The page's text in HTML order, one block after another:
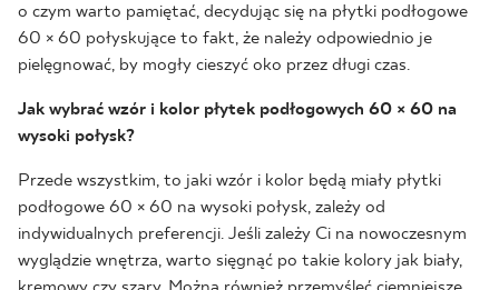
o czym warto pamiętać, decydując się na płytki podłogowe
60 × 60 połyskujące to fakt, że należy odpowiednio je
pielęgnować, by mogły cieszyć oko przez długi czas.
Jak wybrać wzór i kolor płytek podłogowych 60 × 60 na
wysoki połysk?
Przede wszystkim, to jaki wzór i kolor będą miały płytki
podłogowe 60 × 60 na wysoki połysk, zależy od
indywidualnych preferencji. Jeśli zależy Ci na nowoczesnym
wyglądzie wnętrza, warto sięgnąć po takie kolory jak biały,